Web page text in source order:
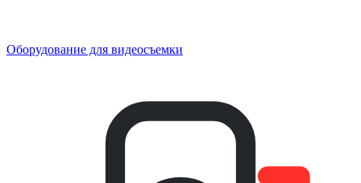
Оборудование для видеосъемки